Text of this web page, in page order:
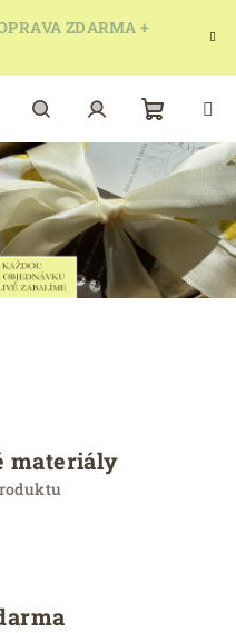
ZDARMA +
HledatPřihlášení
košík
materiály